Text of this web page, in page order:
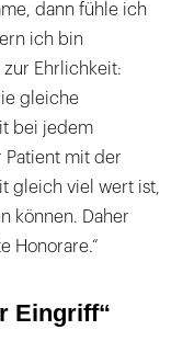
dann fühle ich
ich bin
zur Ehrlichkeit:
gleiche
bei jedem
Patient mit der
gleich viel wert ist,
können. Daher
Honorare.“
Eingriff“